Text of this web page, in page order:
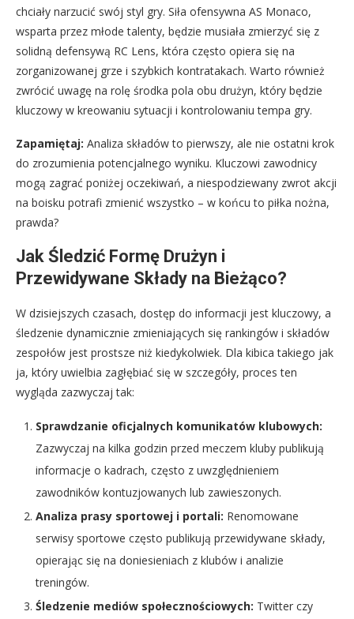
chciały narzucić swój styl gry. Siła ofensywna AS Monaco,
wsparta przez młode talenty, będzie musiała zmierzyć się z
solidną defensywą RC Lens, która często opiera się na
zorganizowanej grze i szybkich kontratakach. Warto również
zwrócić uwagę na rolę środka pola obu drużyn, który będzie
kluczowy w kreowaniu sytuacji i kontrolowaniu tempa gry.
Zapamiętaj: Analiza składów to pierwszy, ale nie ostatni krok
do zrozumienia potencjalnego wyniku. Kluczowi zawodnicy
mogą zagrać poniżej oczekiwań, a niespodziewany zwrot akcji
na boisku potrafi zmienić wszystko – w końcu to piłka nożna,
prawda?
Jak Śledzić Formę Drużyn i
Przewidywane Składy na Bieżąco?
W dzisiejszych czasach, dostęp do informacji jest kluczowy, a
śledzenie dynamicznie zmieniających się rankingów i składów
zespołów jest prostsze niż kiedykolwiek. Dla kibica takiego jak
ja, który uwielbia zagłębiać się w szczegóły, proces ten
wygląda zazwyczaj tak:
Sprawdzanie oficjalnych komunikatów klubowych:
Zazwyczaj na kilka godzin przed meczem kluby publikują
informacje o kadrach, często z uwzględnieniem
zawodników kontuzjowanych lub zawieszonych.
Analiza prasy sportowej i portali: Renomowane
serwisy sportowe często publikują przewidywane składy,
opierając się na doniesieniach z klubów i analizie
treningów.
Śledzenie mediów społecznościowych: Twitter czy